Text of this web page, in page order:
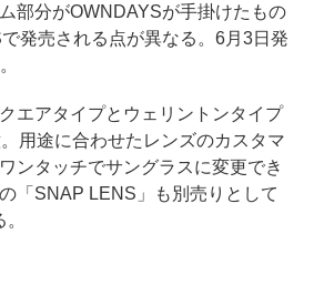
部分がOWNDAYSが手掛けたもの
発売される点が異なる。6月3日発
エアタイプとウェリントンタイプ
用途に合わせたレンズのカスタマ
ンタッチでサングラスに変更でき
「SNAP LENS」も別売りとして